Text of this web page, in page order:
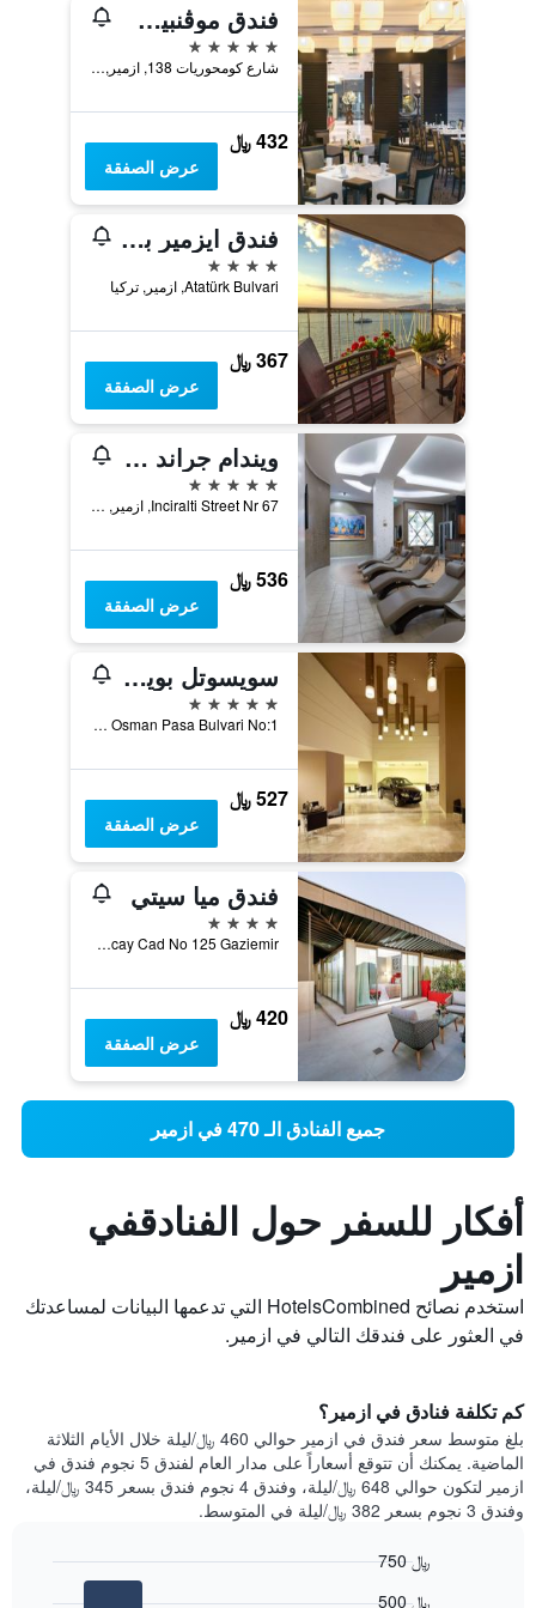
فندق موڤنبيك إزمير
5 نجوم
شارع كومحوريات 138, ازمير, تركيا
432 ﷼
عرض الصفقة
فندق ايزمير بالاس
4 نجوم
Atatürk Bulvari, ازمير, تركيا
367 ﷼
عرض الصفقة
ويندام جراند إيزمير أوزديليك ثيرمال آند سبا
5 نجوم
Inciralti Street Nr 67, ازمير, تركيا
536 ﷼
عرض الصفقة
سويسوتل بويوك إفيز إزمير
5 نجوم
Gazi Osman Pasa Bulvari No:1, ازمير, تركيا
527 ﷼
عرض الصفقة
فندق ميا سيتي
4 نجوم
Akcay Cad No 125 Gaziemir, ازمير, تركيا
420 ﷼
عرض الصفقة
جميع الفنادق الـ 470 في ازمير
أفكار للسفر حول الفنادقفي
ازمير
استخدم نصائح HotelsCombined التي تدعمها البيانات لمساعدتك
في العثور على فندقك التالي في ازمير.
كم تكلفة فنادق في ازمير؟
بلغ متوسط ​​سعر فندق في ازمير حوالي 460 ﷼/ليلة خلال الأيام الثلاثة
الماضية. يمكنك أن تتوقع أسعاراً على مدار العام لفندق 5 نجوم فندق في
ازمير لتكون حوالي 648 ﷼/ليلة، وفندق 4 نجوم فندق بسعر 345 ﷼/ليلة،
وفندق 3 نجوم بسعر 382 ﷼/ليلة في المتوسط.
500 ﷼
750 ﷼